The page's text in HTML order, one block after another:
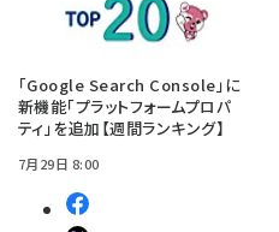
「Google Search Console」に
新機能「プラットフォームプロパ
ティ」を追加【週間ランキング】
7月29日 8:00